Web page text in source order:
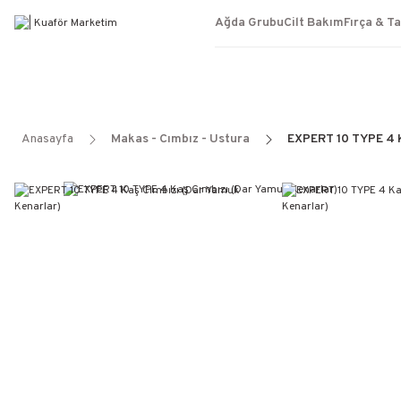
Ağda GrubuCilt BakımFırça &
Anasayfa Makas - Cımbız - Ustura EXPERT 10 TYPE 4